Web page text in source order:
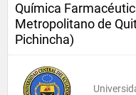
Química
Metropolitano de
Pichincha)